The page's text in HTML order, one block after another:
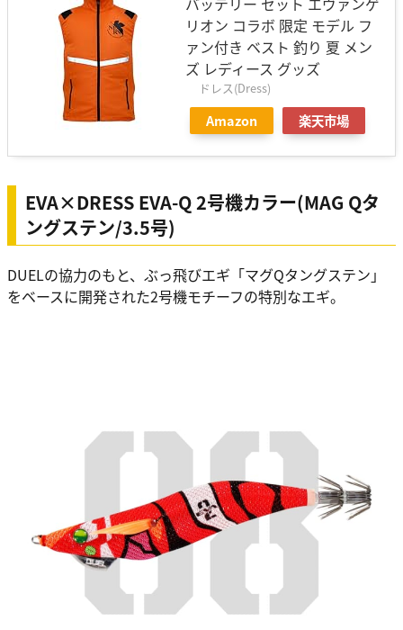
リオン コラボ 限定 モデル フ
ァン付き ベスト 釣り 夏 メン
ズ レディース グッズ
ドレス(Dress)
Amazon 楽天市場
EVA×DRESS EVA-Q 2号機カラー(MAG Qタ
ングステン/3.5号)
DUELの協力のもと、ぶっ飛びエギ「マグQタングステン」
をベースに開発された2号機モチーフの特別なエギ。